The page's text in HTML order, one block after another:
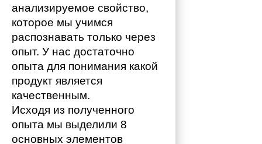
анализируемое свойство,
которое мы учимся
распознавать только через
опыт. У нас достаточно
опыта для понимания какой
продукт является
качественным.
Исходя из полученного
опыта мы выделили 8
основных элементов